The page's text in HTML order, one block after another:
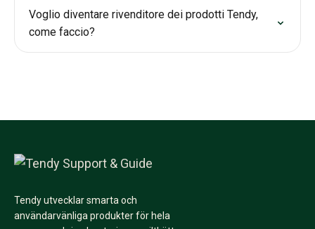
Voglio diventare rivenditore dei prodotti Tendy,
come faccio?
Tendy utvecklar smarta och
användarvänliga produkter för hela